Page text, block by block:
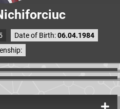
Date of Birth:06.04.1984